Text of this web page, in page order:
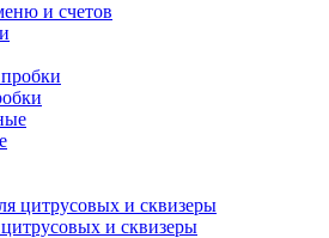
и счетов
и сквизеры